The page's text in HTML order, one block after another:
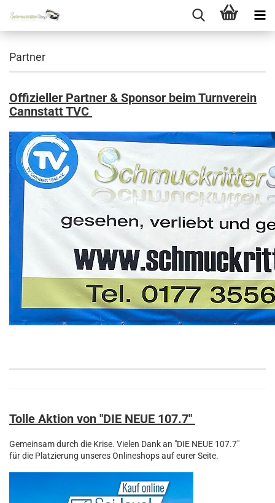
Partner
Offizieller Partner & Sponsor beim Turnverein
Cannstatt TVC
Tolle Aktion von "DIE NEUE 107.7"
Gemeinsam durch die Krise. Vielen Dank an "DIE NEUE 107.7"
für die Platzierung unseres Onlineshops auf eurer Seite.